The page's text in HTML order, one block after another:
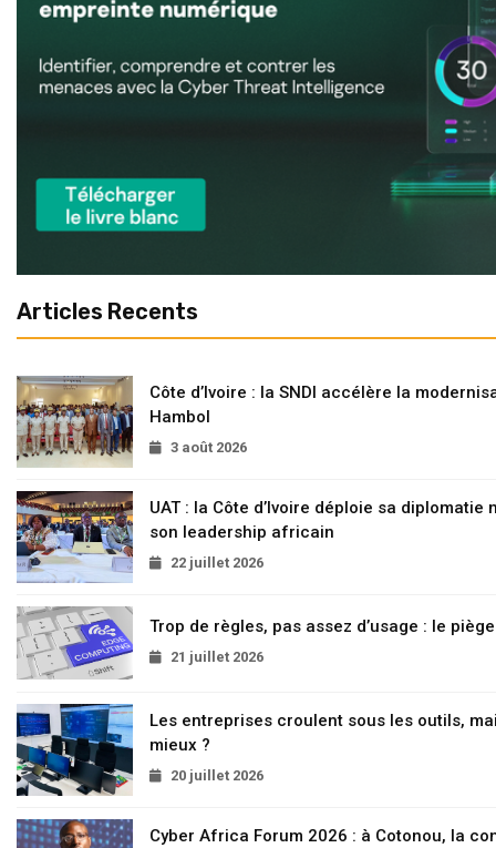
Articles Recents
Côte d’Ivoire : la SNDI accélère la
Hambol
3 août 2026
UAT : la Côte d’Ivoire déploie sa
son leadership africain
22 juillet 2026
Trop de règles, pas assez d’usage : le
21 juillet 2026
Les entreprises croulent sous les outils,
mieux ?
20 juillet 2026
Cyber Africa Forum 2026 : à Cotonou, la